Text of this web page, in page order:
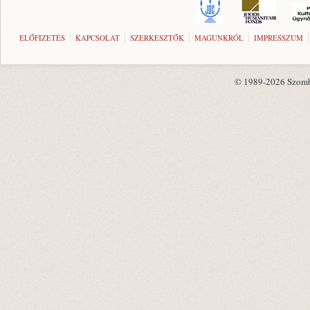
ELŐFIZETÉS KAPCSOLAT SZERKESZTŐK MAGUNKRÓL IMPRESSZUM
© 1989-2026